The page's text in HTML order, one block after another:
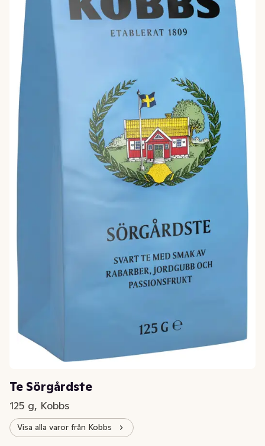
Te Sörgårdste
125 g, Kobbs
Visa alla varor från Kobbs